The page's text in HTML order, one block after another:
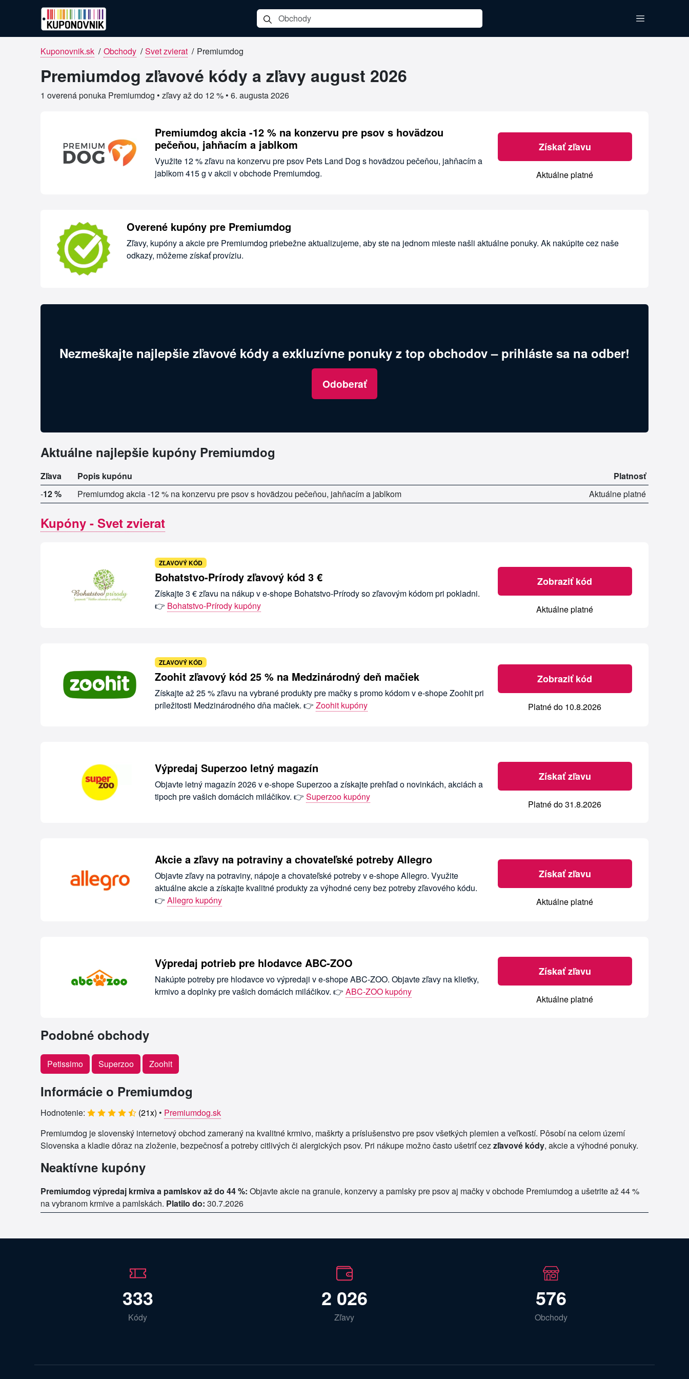
Kuponovnik.sk / Obchody / Svet zvierat / Premiumdog
Premiumdog zľavové kódy a zľavy august 2026
1 overená ponuka Premiumdog • zľavy až do 12 % • 6. augusta 2026
Overené kupóny pre Premiumdog
Premiumdog akcia -12 % na konzervu pre psov s hovädzou
pečeňou, jahňacím a jablkom
Využite 12 % zľavu na konzervu pre psov Pets Land Dog s hovädzou pečeňou, jahňacím a
jablkom 415 g v akcii v obchode Premiumdog.
Získať zľavu
Aktuálne platné
Overené kupóny pre Premiumdog
Zľavy, kupóny a akcie pre Premiumdog priebežne aktualizujeme, aby ste na jednom mieste našli aktuálne ponuky. Ak nakúpite cez naše
odkazy, môžeme získať províziu.
Nezmeškajte najlepšie zľavové kódy a exkluzívne ponuky z top obchodov – prihláste sa na odber!
Odoberať
Aktuálne najlepšie kupóny Premiumdog
Zľava Popis kupónu
Platnosť
-12 % Premiumdog akcia -12 % na konzervu pre psov s hovädzou pečeňou, jahňacím a jablkom Aktuálne platné
Kupóny - Svet zvierat
ZĽAVOVÝ KÓD
Bohatstvo-Prírody zľavový kód 3 €
Získajte 3 € zľavu na nákup v e-shope Bohatstvo-Prírody so zľavovým kódom pri pokladni.
👉 Bohatstvo-Prírody kupóny
Zobraziť kód
Aktuálne platné
ZĽAVOVÝ KÓD
Zoohit zľavový kód 25 % na Medzinárodný deň mačiek
Získajte až 25 % zľavu na vybrané produkty pre mačky s promo kódom v e-shope Zoohit pri
príležitosti Medzinárodného dňa mačiek. 👉 Zoohit kupóny
Zobraziť kód
Platné do 10.8.2026
Výpredaj Superzoo letný magazín
Objavte letný magazín 2026 v e-shope Superzoo a získajte prehľad o novinkách, akciách a
tipoch pre vašich domácich miláčikov. 👉 Superzoo kupóny
Získať zľavu
Platné do 31.8.2026
Akcie a zľavy na potraviny a chovateľské potreby Allegro
Objavte zľavy na potraviny, nápoje a chovateľské potreby v e-shope Allegro. Využite
aktuálne akcie a získajte kvalitné produkty za výhodné ceny bez potreby zľavového kódu.
👉 Allegro kupóny
Získať zľavu
Aktuálne platné
Výpredaj potrieb pre hlodavce ABC-ZOO
Nakúpte potreby pre hlodavce vo výpredaji v e-shope ABC-ZOO. Objavte zľavy na klietky,
krmivo a doplnky pre vašich domácich miláčikov. 👉 ABC-ZOO kupóny
Získať zľavu
Aktuálne platné
Podobné obchody
Petissimo Superzoo Zoohit
Informácie o Premiumdog
Hodnotenie: (21x) • Premiumdog.sk
Premiumdog je slovenský internetový obchod zameraný na kvalitné krmivo, maškrty a príslušenstvo pre psov všetkých plemien a veľkostí. Pôsobí na celom území
Slovenska a kladie dôraz na zloženie, bezpečnosť a potreby citlivých či alergických psov. Pri nákupe možno často ušetriť cez zľavové kódy, akcie a výhodné ponuky.
Neaktívne kupóny
Premiumdog výpredaj krmiva a pamlskov až do 44 %: Objavte akcie na granule, konzervy a pamlsky pre psov aj mačky v obchode Premiumdog a ušetrite až 44 %
na vybranom krmive a pamlskách. Platilo do: 30.7.2026
333
Kódy
2 026
Zľavy
576
Obchody